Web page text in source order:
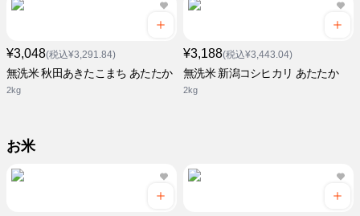
¥3,048(税込¥3,291.84)
無洗米 秋田あきたこまち あたたか
2kg
¥3,188(税込¥3,443.04)
無洗米 新潟コシヒカリ あたたか
2kg
お米